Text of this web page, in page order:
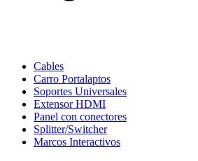
Cables
Carro Portalaptos
Soportes Universales
Extensor HDMI
Panel con conectores
Splitter/Switcher
Marcos Interactivos